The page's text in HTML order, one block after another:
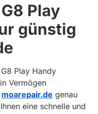
Play
günstig
Play Handy
Vermögen
moarepair.de genau
eine schnelle und